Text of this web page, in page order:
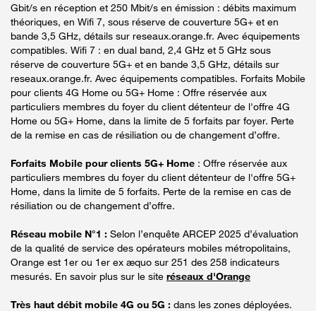
Gbit/s en réception et 250 Mbit/s en émission : débits maximum
théoriques, en Wifi 7, sous réserve de couverture 5G+ et en
bande 3,5 GHz, détails sur reseaux.orange.fr. Avec équipements
compatibles. Wifi 7 : en dual band, 2,4 GHz et 5 GHz sous
réserve de couverture 5G+ et en bande 3,5 GHz, détails sur
reseaux.orange.fr. Avec équipements compatibles. Forfaits Mobile
pour clients 4G Home ou 5G+ Home : Offre réservée aux
particuliers membres du foyer du client détenteur de l'offre 4G
Home ou 5G+ Home, dans la limite de 5 forfaits par foyer. Perte
de la remise en cas de résiliation ou de changement d’offre.
Forfaits Mobile pour clients 5G+ Home : Offre réservée aux
particuliers membres du foyer du client détenteur de l'offre 5G+
Home, dans la limite de 5 forfaits. Perte de la remise en cas de
résiliation ou de changement d’offre.
Réseau mobile N°1 : Selon l’enquête ARCEP 2025 d’évaluation
de la qualité de service des opérateurs mobiles métropolitains,
Orange est 1er ou 1er ex æquo sur 251 des 258 indicateurs
mesurés. En savoir plus sur le site réseaux d'Orange
Très haut débit mobile 4G ou 5G : dans les zones déployées.